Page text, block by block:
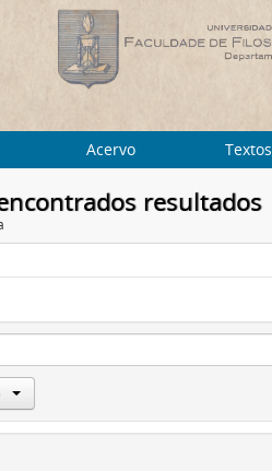
Acervo Textos
resultados